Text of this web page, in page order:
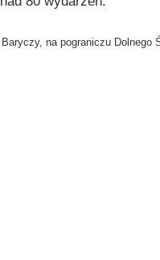
na pograniczu Dolnego